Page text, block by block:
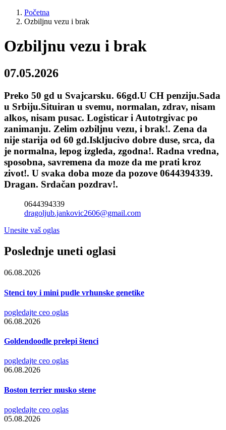
Početna
Ozbiljnu vezu i brak
Ozbiljnu vezu i brak
07.05.2026
Preko 50 gd u Svajcarsku. 66gd.U CH penziju.Sada
u Srbiju.Situiran u svemu, normalan, zdrav, nisam
alkos, nisam pusac. Logisticar i Autotrgivac po
zanimanju. Zelim ozbiljnu vezu, i brak!. Zena da
nije starija od 60 gd.Iskljucivo dobre duse, srca, da
je normalna, lepog izgleda, zgodna!. Radna vredna,
sposobna, savremena da moze da me prati kroz
zivot!. U svaka doba moze da pozove 0644394339.
Dragan. Srdačan pozdrav!.
0644394339
dragoljub.jankovic2606@gmail.com
Unesite vaš oglas
Poslednje uneti oglasi
06.08.2026
Stenci toy i mini pudle vrhunske genetike
pogledajte ceo oglas
06.08.2026
Goldendoodle prelepi štenci
pogledajte ceo oglas
06.08.2026
Boston terrier musko stene
pogledajte ceo oglas
05.08.2026